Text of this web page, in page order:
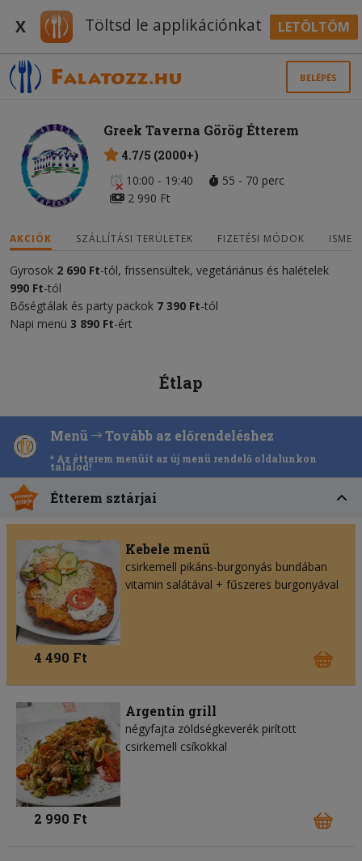
X Töltsd le applikációnkat LETÖLTÖM
BELÉPÉS
Greek Taverna Görög Étterem
4.7/5 (2000+)
10:00 - 19:40
55 - 70 perc
2 990 Ft
AKCIÓK SZÁLLÍTÁSI TERÜLETEK FIZETÉSI MÓDOK
Gyrosok 2 690 Ft-tól, frissensültek, vegetáriánus és halételek
990 Ft-tól
Bőségtálak és party packok 7 390 Ft-tól
Napi menü 3 890 Ft-ért
Étlap
Menü Tovább az előrendeléshez
* Az étterem menüit az új menü rendelő oldalunkon
találod!
Étterem sztárjai
Kebele menü
csirkemell pikáns-burgonyás bundában
vitamin salátával + fűszeres burgonyával
4 490 Ft
Argentín grill
négyfajta zöldségkeverék pirított
csirkemell csíkokkal
2 990 Ft